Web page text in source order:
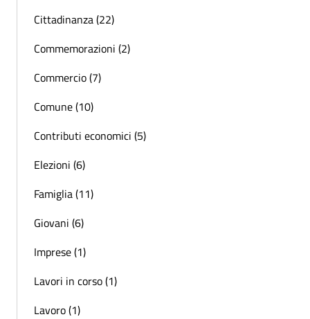
Cittadinanza (22)
Commemorazioni (2)
Commercio (7)
Comune (10)
Contributi economici (5)
Elezioni (6)
Famiglia (11)
Giovani (6)
Imprese (1)
Lavori in corso (1)
Lavoro (1)